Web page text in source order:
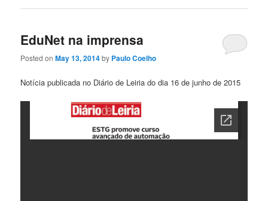
EduNet na imprensa
Posted onMay 13, 2014by Paulo Coelho
Notícia publicada no Diário de Leiria do dia 16 de junho de 2015